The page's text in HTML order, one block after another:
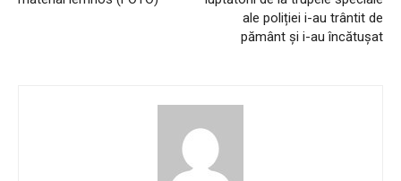
ale poliției i-au trântit de
pământ și i-au încătușat